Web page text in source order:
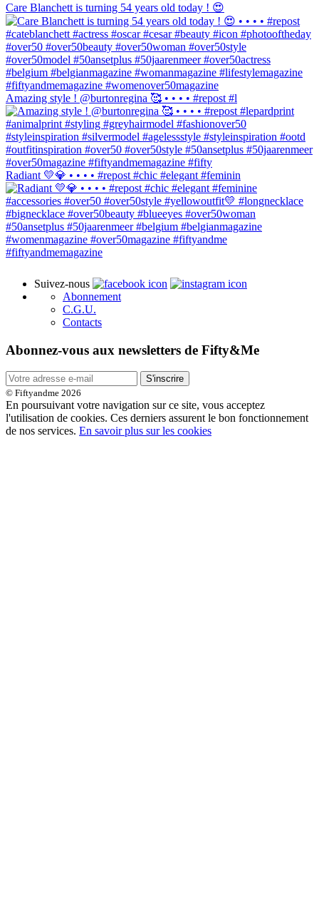
Care Blanchett is turning 54 years old today ! 😍
Amazing style ! @burtonregina 🥰 • • • • #repost #l
Radiant 💛💎 • • • • #repost #chic #elegant #feminin
Suivez-nous
Abonnement
C.G.U.
Contacts
Abonnez-vous aux newsletters de Fifty&Me
S'inscrire
© Fiftyandme 2026
En poursuivant votre navigation sur ce site, vous acceptez
l'utilisation de cookies. Ces derniers assurent le bon fonctionnement
de nos services. En savoir plus sur les cookies